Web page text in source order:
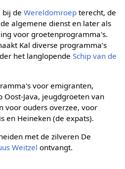
bij de Wereldomroepterecht, de
algemene dienst en later als
voor groetenprogramma's.
Kal diverse programma’s
het langlopende Schip van de
voor emigranten,
Oost-Java, jeugdgroeten van
voor ouders overzee, voor
en Heineken (de expats).
met de zilveren De
Weitzel ontvangt.